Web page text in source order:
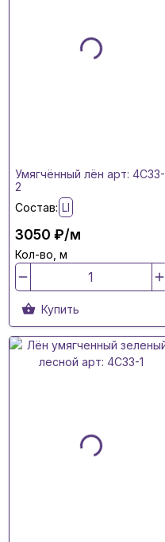
Умягчённый лён арт: 4C33-
2
Состав: LI
3050 ₽/м
Кол-во, м
Купить